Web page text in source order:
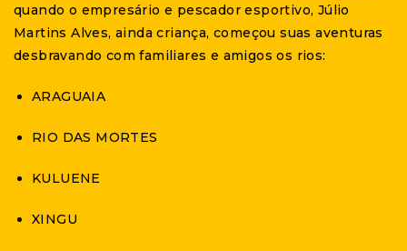
quando o empresário e pescador esportivo, Júlio
Martins Alves, ainda criança, começou suas aventuras
desbravando com familiares e amigos os rios:
ARAGUAIA
RIO DAS MORTES
KULUENE
XINGU